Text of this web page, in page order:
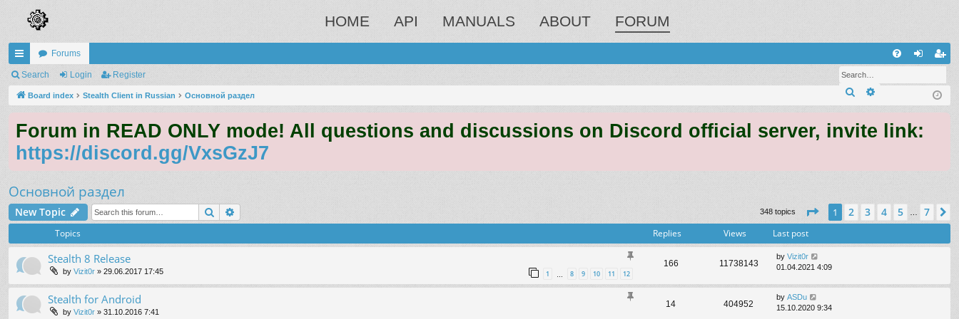
HOME API MANUALS ABOUT FORUM
ui
ck
ks
Forums
ist
Search Login Register
SearchAdvanced search
Board index Stealth Client in Russian Основной раздел
Forum in READ ONLY mode! All questions and discussions on Discord official server, invite link:
https://discord.gg/VxsGzJ7
Основной раздел
New Topic Search 348 topics Page 1of7
1 2 3 4 5 7
Topics Replies Views Last post
Stealth 8 Release
by Vizit0r » 29.06.2017 17:45 1 8 9 10 11 12
166 11738143
by Vizit0r
01.04.2021 4:09
Stealth for Android
by Vizit0r » 31.10.2016 7:41
14 404952
by ASDu
15.10.2020 9:34